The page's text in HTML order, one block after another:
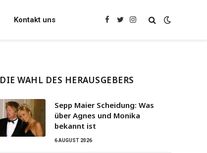
Kontakt uns Facebook
TwitterInstagram
DIE WAHL DES HERAUSGEBERS
Sepp Maier Scheidung: Was
über Agnes und Monika
bekannt ist
6 AUGUST 2026